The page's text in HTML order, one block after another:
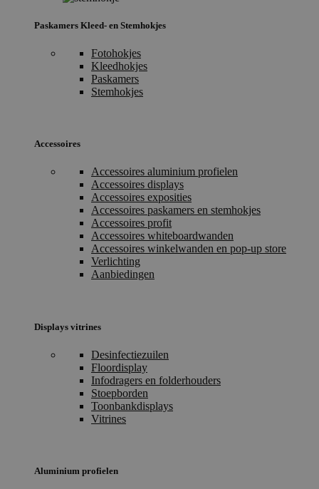
Paskamers Kleed- en Stemhokjes
Fotohokjes
Kleedhokjes
Paskamers
Stemhokjes
Accessoires
Accessoires aluminium profielen
Accessoires displays
Accessoires exposities
Accessoires paskamers en stemhokjes
Accessoires profit
Accessoires whiteboardwanden
Accessoires winkelwanden en pop-up store
Verlichting
Aanbiedingen
Displays vitrines
Desinfectiezuilen
Floordisplay
Infodragers en folderhouders
Stoepborden
Toonbankdisplays
Vitrines
Aluminium profielen